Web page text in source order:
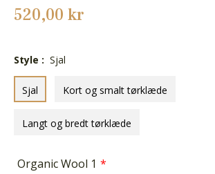
Normalpris
520,00 kr
Style : Sjal
Sjal Kort og smalt tørklæde
Langt og bredt tørklæde
Organic Wool 1